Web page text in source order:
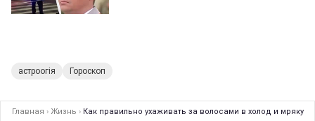
астроогія Гороскоп
Главная › Жизнь › Как правильно ухаживать за волосами в холод и мряку